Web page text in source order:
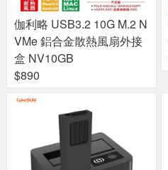
伽利略 USB3.2 10G M.2 N
VMe 鋁合金散熱風扇外接
盒 NV10GB
$890